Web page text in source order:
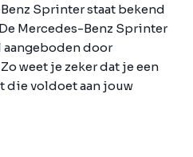
Sprinter staat bekend
Mercedes-Benz Sprinter
aangeboden door
weet je zeker dat je een
die voldoet aan jouw